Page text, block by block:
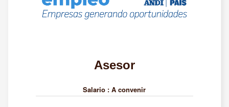
Asesor
Salario : A convenir